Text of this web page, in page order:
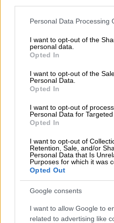
Please note that this website/
not limited to your visit or
grant or deny consent to
use your data for below
consent section.
Personal Data Processing
I want to opt-out of the
personal data.
Opted In
I want to opt-out of the
Personal Data.
Opted In
I want to opt-out of
Personal Data for Targeted
Opted In
I want to opt-out of
Retention, Sale, and/or
Personal Data that Is
Purposes for which it was
Opted Out
Google consents
I want to allow Google to
related to advertising like
σημειώνοντας πως
απομάκρυνε
εντατικολόγων του η
κατά τη διάρκεια της
Ο επικεφαλής του
κλείσιμο του
υπηρεσίες ζωτικής
θεραπεία καρκίνων —
διαθέσιμες πουθενά
Η διακοπή της
τέλος στον ρόλο του
για της ιατρικές
ακόμη μεγαλύτερη
το οποίο είχε ήδη
Δρ. Τέντρος.